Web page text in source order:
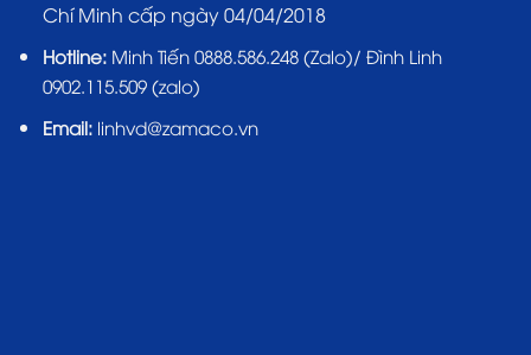
Chí Minh cấp ngày 04/04/2018
Hotline: Minh Tiến 0888.586.248 (Zalo)/ Đình Linh
0902.115.509 (zalo)
Email:linhvd@zamaco.vn